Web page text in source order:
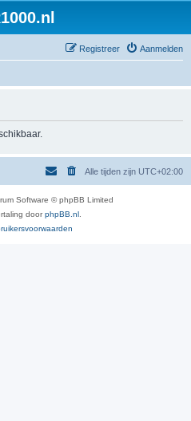
Aanmelden
Registreer
Alle tijden zijn UTC+02:00
Software © phpBB Limited
doorphpBB.nl